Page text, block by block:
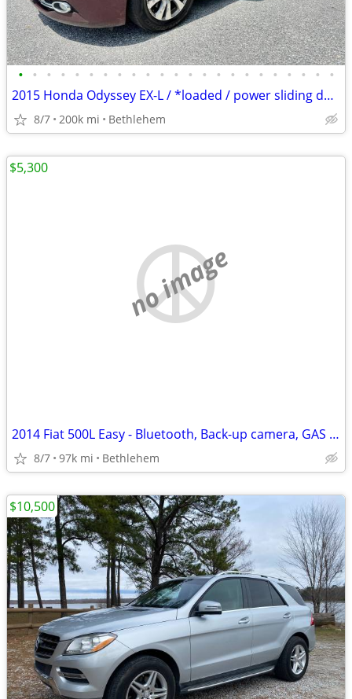
• • • • • • • • • • • • • • • • • • • • • • •
2015 Honda Odyssey EX-L / *loaded / power sliding doors, heated seats*
8/7 200k mi Bethlehem
no image
2014 Fiat 500L Easy - Bluetooth, Back-up camera, GAS SAVER
8/7 97k mi Bethlehem
$5,300
$10,500